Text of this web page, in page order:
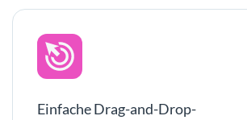
Einfache Drag-and-Drop-